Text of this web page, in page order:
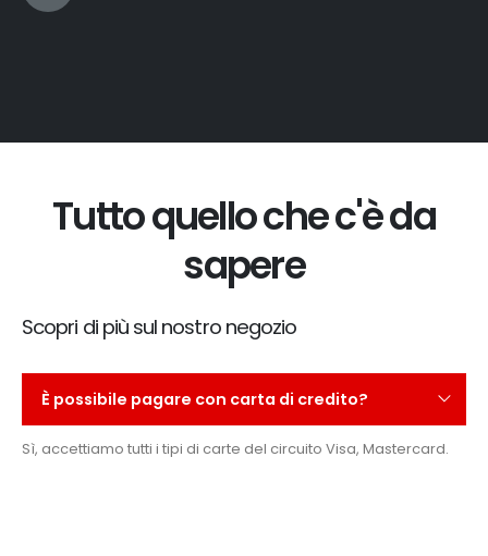
Tutto quello che c'è da
sapere
Scopri di più sul nostro negozio
È possibile pagare con carta di credito?
Sì, accettiamo tutti i tipi di carte del circuito Visa, Mastercard.